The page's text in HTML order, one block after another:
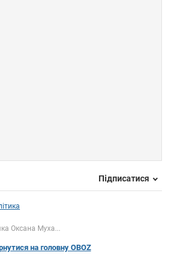
Підписатися
Оксана Муха...
на головну OBOZ